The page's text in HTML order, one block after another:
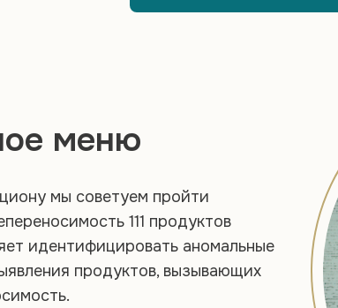
меню
мы советуем пройти
111 продуктов
идентифицировать аномальные
продуктов, вызывающих